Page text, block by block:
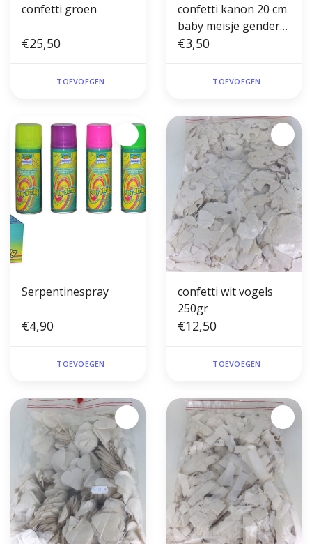
confetti groen
€25,50
TOEVOEGEN
confetti kanon 20 cm
baby meisje gender
reveal
€3,50
TOEVOEGEN
Serpentinespray
€4,90
TOEVOEGEN
confetti wit vogels
250gr
€12,50
TOEVOEGEN